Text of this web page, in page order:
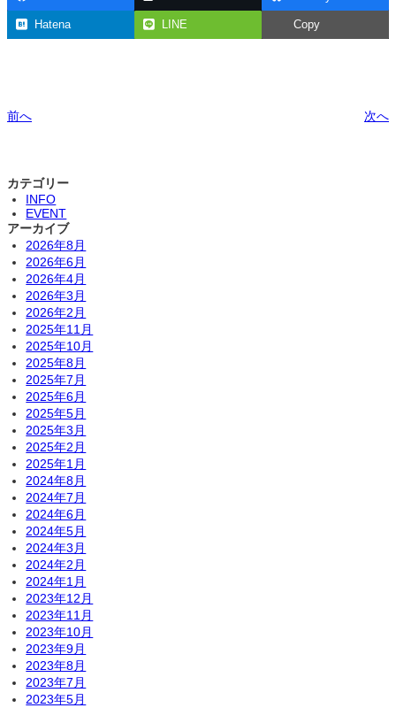
Hatena LINE Copy
前へ 次へ
カテゴリー
INFO
EVENT
アーカイブ
2026年8月
2026年6月
2026年4月
2026年3月
2026年2月
2025年11月
2025年10月
2025年8月
2025年7月
2025年6月
2025年5月
2025年3月
2025年2月
2025年1月
2024年8月
2024年7月
2024年6月
2024年5月
2024年3月
2024年2月
2024年1月
2023年12月
2023年11月
2023年10月
2023年9月
2023年8月
2023年7月
2023年5月